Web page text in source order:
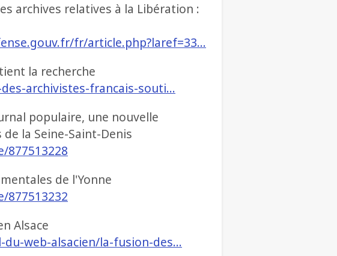
archives relatives à la Libération :
fr/article.php?laref=33…
la recherche
archivistes-francais-souti…
populaire, une nouvelle
la Seine-Saint-Denis
de l'Yonne
Alsace
web-alsacien/la-fusion-des…